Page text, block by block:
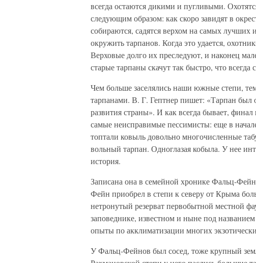
всегда остаются дикими и пугливыми.
следующим образом: как скоро завидят в
собираются, садятся верхом на самых лучших
окружить тарпанов. Когда это удается,
Верховые долго их преследуют, и наконец
старые тарпаны скачут так быстро, что всегда
Чем больше заселялись наши южные степи,
тарпанами. В. Г. Гептнер пишет: «Тарпан был
развития страны». И как всегда бывает,
самые неисправимые пессимисты: еще в
топтали ковыль довольно многочисленные
вольный тарпан. Одноглазая кобыла. У нее
история.
Записана она в семейной хронике Фальц-
Фейн приобрел в степи к северу от Крыма
нетронутый резерват первобытной местной
заповеднике, известном и ныне под
опыты по акклиматизации многих
У Фальц-Фейнов был сосед, тоже крупный